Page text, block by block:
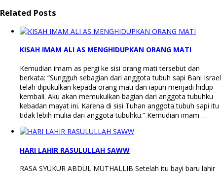
Related Posts
KISAH IMAM ALI AS MENGHIDUPKAN ORANG MATI
Kemudian imam as pergi ke sisi orang mati tersebut dan
berkata: “Sungguh sebagian dari anggota tubuh sapi Bani Israel
telah dipukulkan kepada orang mati dan iapun menjadi hidup
kembali. Aku akan memukulkan bagian dari anggota tubuhku
kebadan mayat ini. Karena di sisi Tuhan anggota tubuh sapi itu
tidak lebih mulia dari anggota tubuhku.” Kemudian imam …
HARI LAHIR RASULULLAH SAWW
RASA SYUKUR ABDUL MUTHALLIB Setelah itu bayi baru lahir